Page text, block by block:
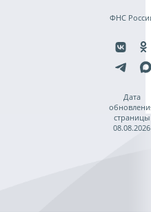
ФНС
Дата
страницы
08.08.2026